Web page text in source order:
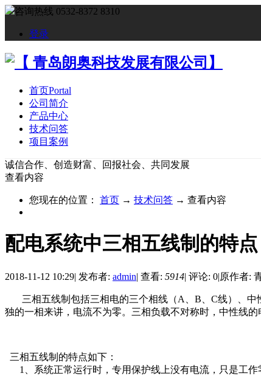
咨询热线 0532-8372 8310
登录
首页Portal
公司简介
产品中心
技术问答
项目案例
诚信合作、创造财富、回报社会、共同发展
查看内容
您现在的位置： 首页 → 技术问答 → 查看内容
配电系统中三相五线制的特点
2018-11-12 10:29| 发布者: admin| 查看: 5914| 评论: 0|原作者:
三相五线制包括三相电的三个相线（A、B、C线）、
独的一相来讲，电流不为零。三相负载不对称时，中性线
三相五线制的特点如下：
1、系统正常运行时，专用保护线上没有电流，只是工作